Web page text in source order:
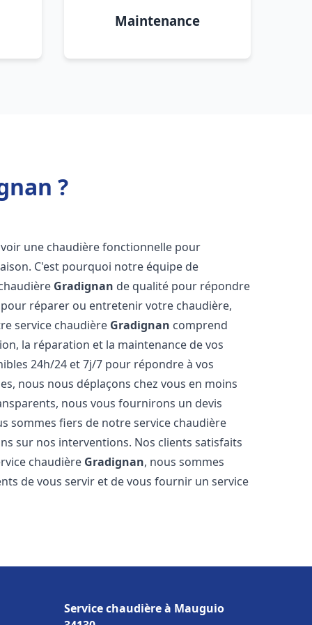
Maintenance
?
une chaudière fonctionnelle pour
C'est pourquoi notre équipe de
Gradignan de qualité pour répondre
réparer ou entretenir votre chaudière,
service chaudière Gradignan comprend
la réparation et la maintenance de vos
24h/24 et 7j/7 pour répondre à vos
nous nous déplaçons chez vous en moins
nous vous fournirons un devis
sommes fiers de notre service chaudière
sur nos interventions. Nos clients satisfaits
chaudière Gradignan, nous sommes
de vous servir et de vous fournir un service
Service chaudière à Mauguio